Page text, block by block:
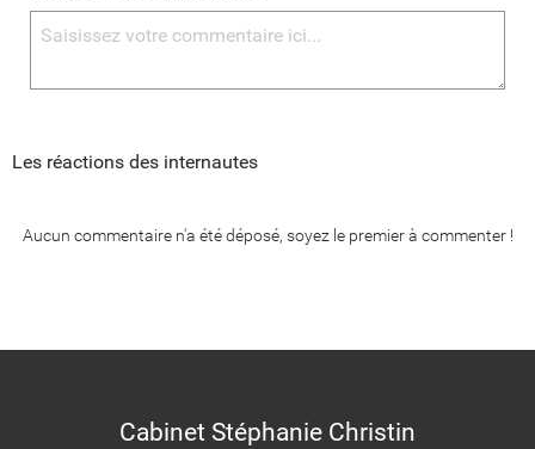
Les réactions des internautes
Aucun commentaire n'a été déposé, soyez le premier à commenter !
Cabinet Stéphanie Christin